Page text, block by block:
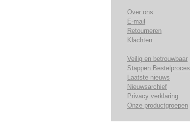
Over ons
E-mail
Retourneren
Klachten
Veilig en betrouwbaar
Stappen Bestelproces
Laatste nieuws
Nieuwsarchief
Privacy verklaring
Onze productgroepen